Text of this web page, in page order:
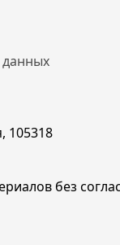
105318
без